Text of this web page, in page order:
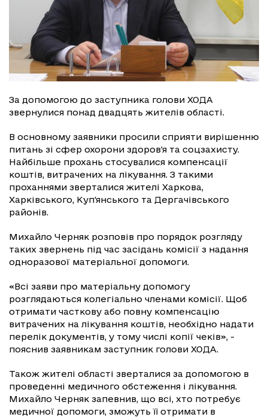
За допомогою до заступника голови ХОДА
звернулися понад двадцять жителів області.
В основному заявники просили сприяти вирішенню
питань зі сфер охорони здоров'я та соцзахисту.
Найбільше прохань стосувалися компенсації
коштів, витрачених на лікування. З такими
проханнями зверталися жителі Харкова,
Харківського, Куп'янського та Дергачівського
районів.
Михайло Черняк розповів про порядок розгляду
таких звернень під час засідань комісії з надання
одноразової матеріальної допомоги.
«Всі заяви про матеріальну допомогу
розглядаються колегіально членами комісії. Щоб
отримати часткову або повну компенсацію
витрачених на лікування коштів, необхідно надати
перелік документів, у тому числі копії чеків», -
пояснив заявникам заступник голови ХОДА.
Також жителі області зверталися за допомогою в
проведенні медичного обстеження і лікування.
Михайло Черняк запевнив, що всі, хто потребує
медичної допомоги, зможуть її отримати в